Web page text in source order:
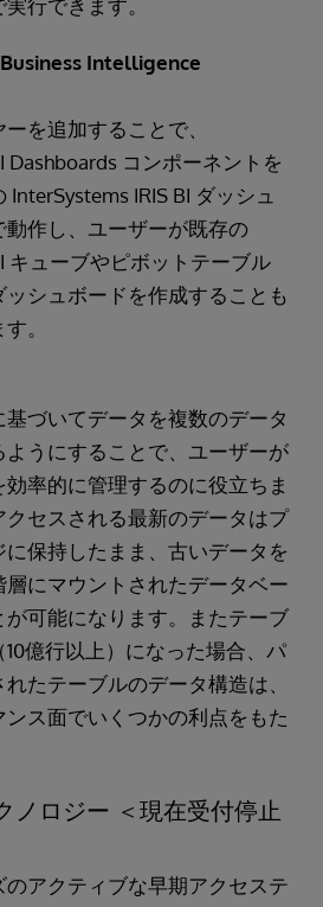
行できます。
Intelligence
を追加することで、
Dashboards コンポーネントを
IRIS BI ダッシュ
作し、ユーザーが既存の
キューブやピボットテーブル
シュボードを作成することも
。
づいてデータを複数のデータ
うにすることで、ユーザーが
率的に管理するのに役立ちま
セスされる最新のデータはプ
保持したまま、古いデータを
にマウントされたデータベー
が可能になります。またテーブ
億行以上）になった場合、パ
たテーブルのデータ構造は、
ス面でいくつかの利点をもた
ノロジー ＜現在受付停止
アクティブな早期アクセステ